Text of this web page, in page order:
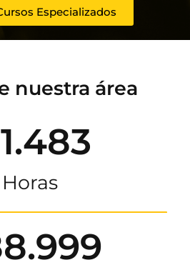
Especializados
nuestra área
Horas